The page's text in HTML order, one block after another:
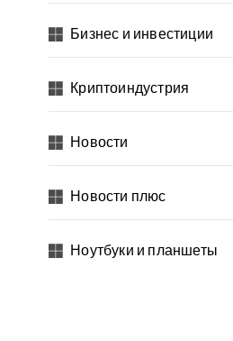
Бизнес и инвестиции
Криптоиндустрия
Новости
Новости плюс
Ноутбуки и планшеты